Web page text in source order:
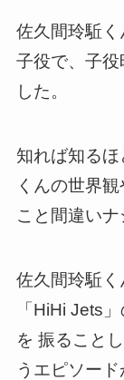
佐久間玲駈
子役で、子役
した。
知れば知る
くんの世界
こと間違いナ
佐久間玲駈
「HiHi Jets
を 振ること
うエピソード